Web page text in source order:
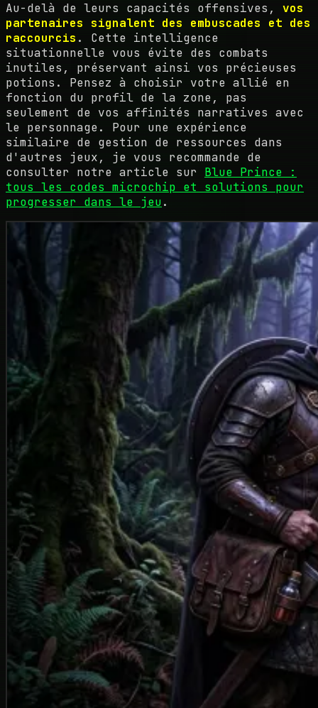
Au-delà de leurs capacités offensives, vos
partenaires signalent des embuscades et des
raccourcis . Cette intelligence
situationnelle vous évite des combats
inutiles, préservant ainsi vos précieuses
potions. Pensez à choisir votre allié en
fonction du profil de la zone, pas
seulement de vos affinités narratives avec
le personnage. Pour une expérience
similaire de gestion de ressources dans
d'autres jeux, je vous recommande de
consulter notre article sur Blue Prince :
tous les codes microchip et solutions pour
progresser dans le jeu.